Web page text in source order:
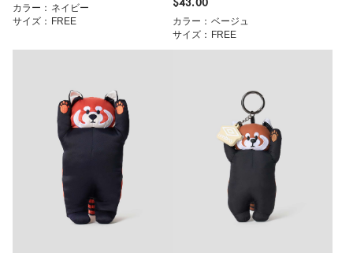
カラー：ネイビー
サイズ：FREE
カラー：ベージュ
サイズ：FREE